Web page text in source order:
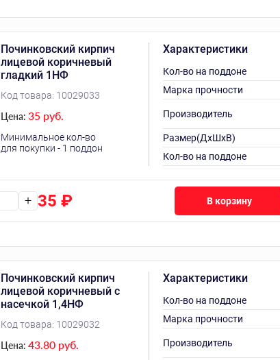
Починковский кирпич
лицевой коричневый
гладкий 1НФ
Код товара: 10029033
Цена: 35 руб.
Минимальное кол-во
для покупки - 1 поддон
Характеристики
Кол-во на поддоне
Марка прочности
Производитель
Размер(ДхШхВ)
Кол-во на поддоне
+ 35 ₽ В корзину
Починковский кирпич
лицевой коричневый с
насечкой 1,4НФ
Код товара: 10029032
Цена: 43.80 руб.
Характеристики
Кол-во на поддоне
Марка прочности
Производитель